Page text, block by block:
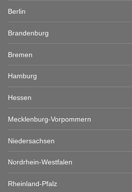
Berlin
Brandenburg
Bremen
Hamburg
Hessen
Mecklenburg-Vorpommern
Niedersachsen
Nordrhein-Westfalen
Rheinland-Pfalz